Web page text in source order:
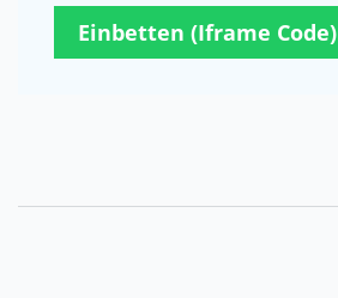
Einbetten (Iframe Code)